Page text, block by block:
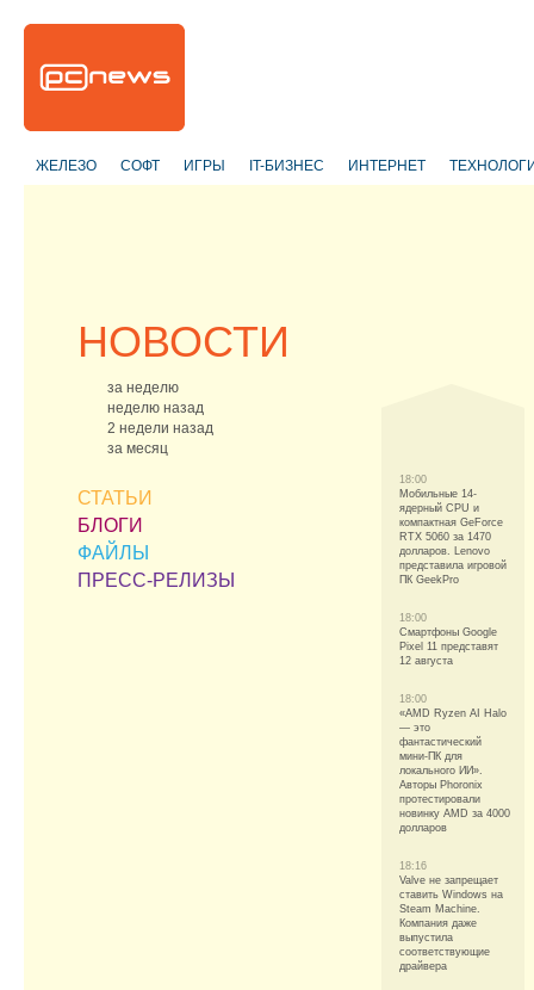
ЖЕЛЕЗО СОФТ ИГРЫ IT-БИЗНЕС ИНТЕРНЕТ
НОВОСТИ
за неделю
неделю назад
2 недели назад
за месяц
СТАТЬИ
БЛОГИ
ФАЙЛЫ
ПРЕСС-РЕЛИЗЫ
18:00
Мобильные 14-
ядерный CPU и
компактная GeForce
RTX 5060 за 1470
долларов. Lenovo
представила игровой
ПК GeekPro
18:00
Смартфоны Google
Pixel 11 представят
12 августа
18:00
«AMD Ryzen AI Halo
— это
фантастический
мини-ПК для
локального ИИ».
Авторы Phoronix
протестировали
новинку AMD за 4000
долларов
18:16
Valve не запрещает
ставить Windows на
Steam Machine.
Компания даже
выпустила
соответствующие
драйвера